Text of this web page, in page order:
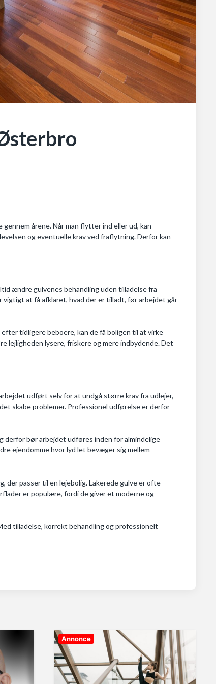
årene. Når man flytter ind eller ud, kan
og eventuelle krav ved fraflytning. Derfor kan
ændre gulvenes behandling uden tilladelse fra
at få afklaret, hvad der er tilladt, før arbejdet går
tidligere beboere, kan de få boligen til at virke
lejligheden lysere, friskere og mere indbydende. Det
udført selv for at undgå større krav fra udlejer,
skabe problemer. Professionel udførelse er derfor
derfor bør arbejdet udføres inden for almindelige
ejendomme hvor lyd let bevæger sig mellem
der passer til en lejebolig. Lakerede gulve er ofte
er populære, fordi de giver et moderne og
tilladelse, korrekt behandling og professionelt
Annonce